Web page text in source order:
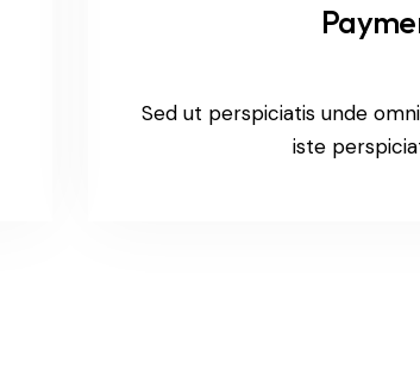
Sed ut perspiciatis unde
iste